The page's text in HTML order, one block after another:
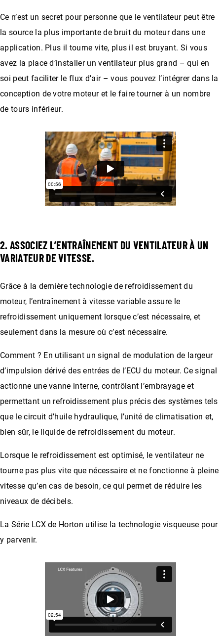
Ce n’est un secret pour personne que le ventilateur peut être
la source la plus importante de bruit du moteur dans une
application. Plus il tourne vite, plus il est bruyant. Si vous
avez la place d’installer un ventilateur plus grand – qui en
soi peut faciliter le flux d’air – vous pouvez l’intégrer dans la
conception de votre moteur et le faire tourner à un nombre
de tours inférieur.
2. ASSOCIEZ L’ENTRAÎNEMENT DU VENTILATEUR À UN
VARIATEUR DE VITESSE.
Grâce à la dernière technologie de refroidissement du
moteur, l’entraînement à vitesse variable assure le
refroidissement uniquement lorsque c’est nécessaire, et
seulement dans la mesure où c’est nécessaire.
Comment ? En utilisant un signal de modulation de largeur
d’impulsion dérivé des entrées de l’ECU du moteur. Ce signal
actionne une vanne interne, contrôlant l’embrayage et
permettant un refroidissement plus précis des systèmes tels
que le circuit d’huile hydraulique, l’unité de climatisation et,
bien sûr, le liquide de refroidissement du moteur.
Lorsque le refroidissement est optimisé, le ventilateur ne
tourne pas plus vite que nécessaire et ne fonctionne à pleine
vitesse qu’en cas de besoin, ce qui permet de réduire les
niveaux de décibels.
La Série LCX de Horton utilise la technologie visqueuse pour
y parvenir.